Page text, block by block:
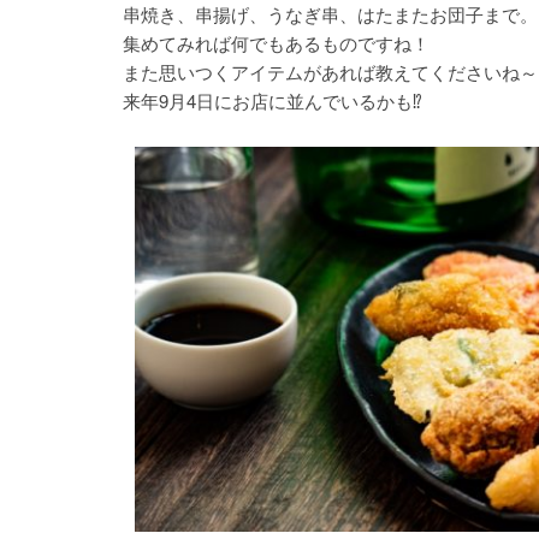
串焼き、串揚げ、うなぎ串、はたまたお団子まで。
集めてみれば何でもあるものですね！
また思いつくアイテムがあれば教えてくださいね
来年9月4日にお店に並んでいるかも⁉